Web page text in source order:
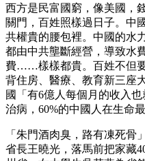
西方是民富國窮，像美國，
關門，百姓照樣過日子。中
共權貴的腰包裡。中國的
都由中共壟斷經營，導致水
費……樣樣都貴。百姓不但
背住房、醫療、教育新三座
國「有6億人每個月的收入
治病，60%的中國人在生命
「朱門酒肉臭，路有凍死骨
省長王曉光，落馬前把家藏